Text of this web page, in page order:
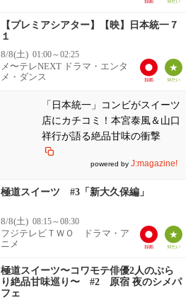
【プレミアシアター】【映】日本統一７
１
8/8(土) 01:00～02:25
メ〜テレNEXT ドラマ・エンタ
メ・ダンス
「日本統一」コンビがスイーツ
店にカチコミ！本宮泰風＆山口
祥行が語る絶品甘味の衝撃
powered by J:magazine!
極道スイーツ #3「新大久保編」
8/8(土) 08:15～08:30
フジテレビＴＷＯ ドラマ・ア
ニメ
極道スイーツ〜コワモテ俳優2人のぶら
り絶品甘味巡り〜 #2 原宿 夜のシメパ
フェ